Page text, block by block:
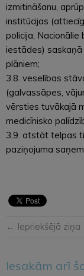
izmitināšanu,
institūcijas
policija,
iestādes)
plāniem;
3.8. veselības
(galvassāpes,
vērsties tuvākajā
medicīnisko
3.9. atstāt telpas
paziņojuma
← Iepriekšējā ziņa
Iesakām arī